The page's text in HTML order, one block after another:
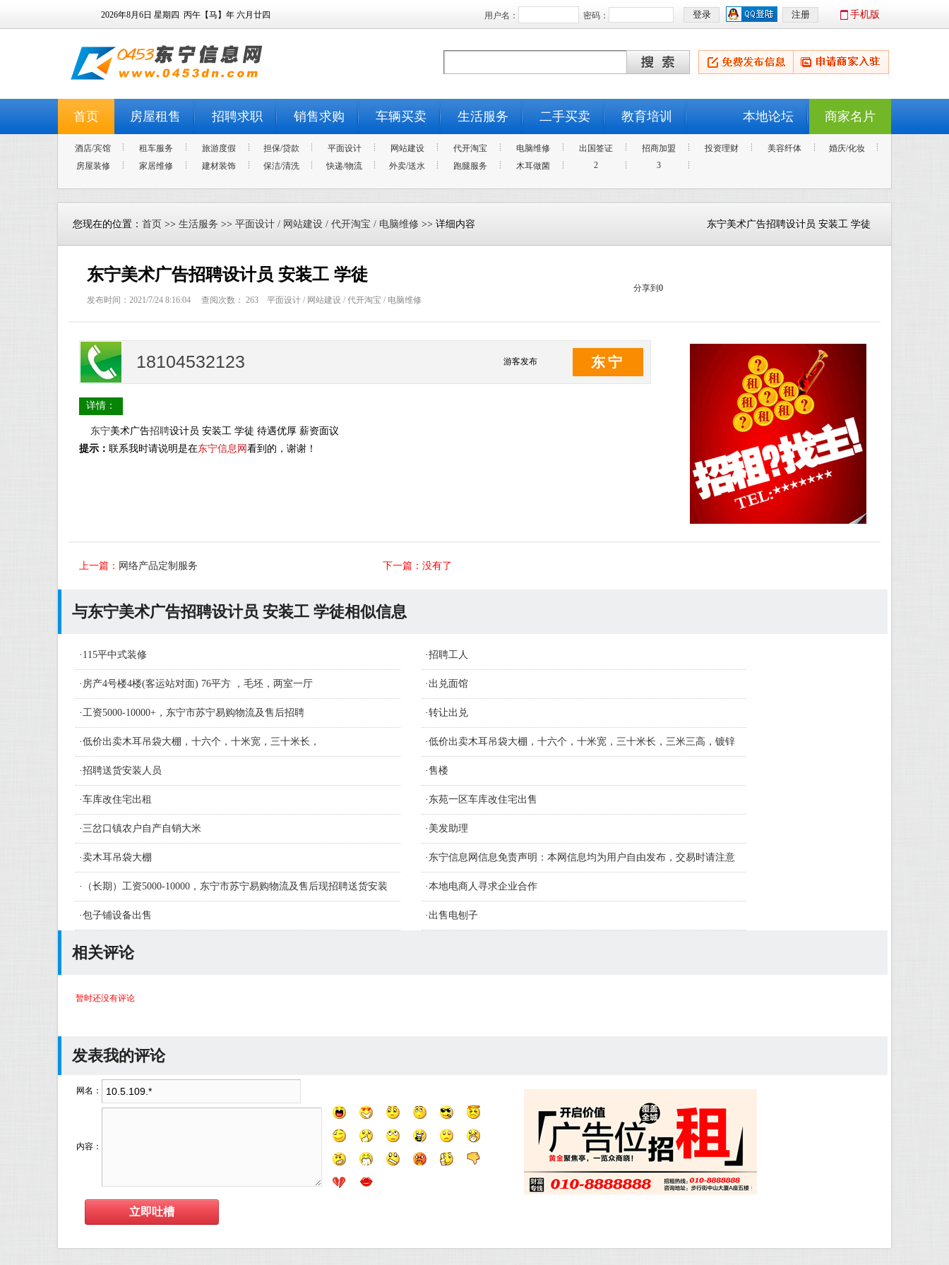
2026年8月6日 星期四 丙午【马】年 六月廿四 用户名： 密码： 手机版
首页 房屋租售 招聘求职 销售求购 车辆买卖 生活服务 二手买卖 教育培训 商家名片
本地论坛
酒店/宾馆 租车服务 旅游度假 担保/贷款 平面设计 网站建设 代开淘宝 电脑维修 出国签证 招商加盟 投资理财 美容纤体
婚庆/化妆
房屋装修
家居维修 建材装饰 保洁/清洗 快递/物流 外卖/送水 跑腿服务 木耳做菌 2 3
东宁美术广告招聘设计员 安装工 学徒
您现在的位置： 首页 >> 生活服务 >> 平面设计 / 网站建设 / 代开淘宝 / 电脑维修 >> 详细内容
东宁美术广告招聘设计员 安装工 学徒
发布时间：2021/7/24 8:16:04 查阅次数： 263 平面设计 / 网站建设 / 代开淘宝 / 电脑维修
分享到 0
18104532123 游客发布 东宁
详情：
东宁美术广告招聘设计员 安装工 学徒 待遇优厚 薪资面议
提示： 联系我时请说明是在东宁信息网 看到的，谢谢！
上一篇： 网络产品定制服务 下一篇：没有了
与东宁美术广告招聘设计员 安装工 学徒相似信息
· 115平中式装修 ·招聘工人
· 房产4号楼4楼(客运站对面) 76平方 ，毛坯，两室一厅 · 出兑面馆
·工资5000-10000+，东宁市苏宁易购物流及售后招聘 ·转让出兑
·低价出卖木耳吊袋大棚，十六个，十米宽，三十米长， ·低价出卖木耳吊袋大棚，十六个，十米宽，三十米长，三米三高，镀锌
材质钢管
·招聘送货安装人员 ·售楼
·车库改住宅出租 · 东苑一区车库改住宅出售
·三岔口镇农户自产自销大米 · 美发助理
·卖木耳吊袋大棚 · 东宁信息网信息免责声明：本网信息均为用户自由发布，交易时请注意
识别信息的真假，如侵害您的权益请联系删
·
（长期）工资5000-10000，东宁市苏宁易购物流及售后现招聘送货安装
人员及学徒若干名
·本地电商人寻求企业合作
·包子铺设备出售 · 出售电刨子
相关评论
暂时还没有评论
发表我的评论
网名：
内容：